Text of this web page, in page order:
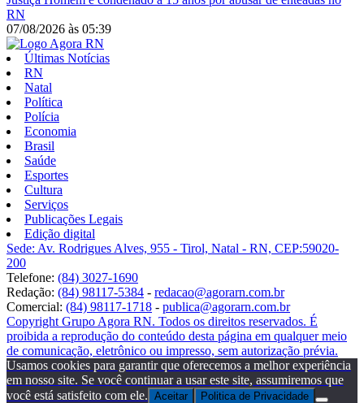
RN
07/08/2026 às 05:39
Últimas Notícias
RN
Natal
Política
Polícia
Economia
Brasil
Saúde
Esportes
Cultura
Serviços
Publicações Legais
Edição digital
Sede: Av. Rodrigues Alves, 955 - Tirol, Natal - RN, CEP:59020-
200
Telefone: (84) 3027-1690
Redação: (84) 98117-5384 - redacao@agorarn.com.br
Comercial: (84) 98117-1718 - publica@agorarn.com.br
Copyright Grupo Agora RN. Todos os direitos reservados. É
proibida a reprodução do conteúdo desta página em qualquer meio
de comunicação, eletrônico ou impresso, sem autorização prévia.
Usamos cookies para garantir que oferecemos a melhor experiência
em nosso site. Se você continuar a usar este site, assumiremos que
você está satisfeito com ele. Aceitar Politica de Privacidade